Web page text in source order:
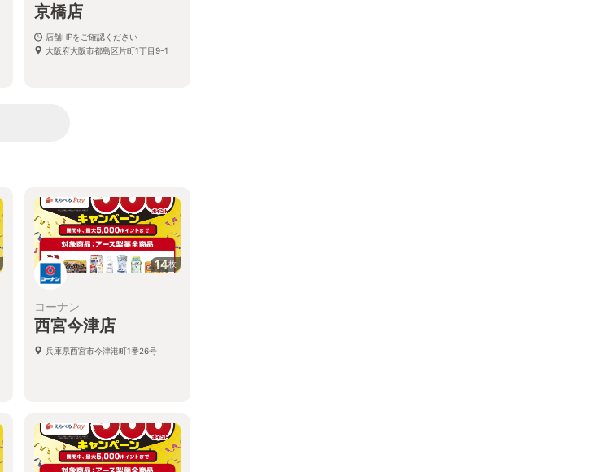
京橋店
店舗HPをご確認ください
大阪府大阪市都島区片町1丁目9-1
14枚
コーナン
西宮今津店
兵庫県西宮市今津港町1番26号